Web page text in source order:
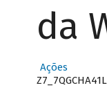
da
Ações